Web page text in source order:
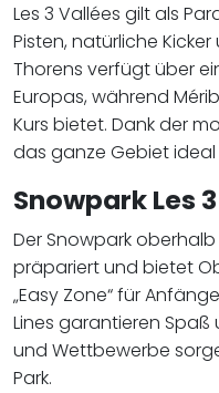
Les 3 Vallées gilt als
Pisten, natürliche
Thorens verfügt über
Europas, während
Kurs bietet. Dank der
das ganze Gebiet ideal
Snowpark Les
Der Snowpark
präpariert und bietet
„Easy Zone“ für
Lines garantieren Spaß
und Wettbewerbe
Park.